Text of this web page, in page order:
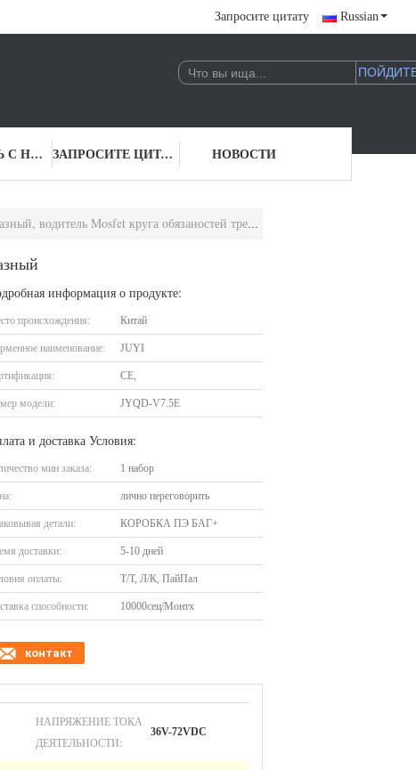
Запросите цитату Russian
СВЯЖИТЕСЬ С НАМИ ЗАПРОСИТЕ ЦИТАТУ НОВОСТИ
водитель Mosfet круга обязаностей трехфазный
информация о продукте:
происхождения: Китай
наименование: JUYI
CE,
модели: JYQD-V7.5E
и доставка Условия:
мин заказа: 1 набор
лично переговорить
детали: КОРОБКА ПЭ БАГ+
доставки: 5-10 дней
оплаты: Т/Т, Л/К, ПайПал
способности: 10000сец/Монтх
контакт
НАПРЯЖЕНИЕ ТОКА
ДЕЯТЕЛЬНОСТИ:
36V-72VDC